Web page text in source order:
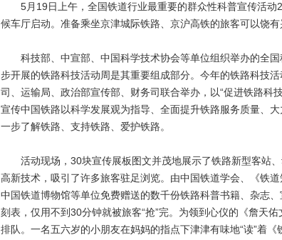
5月19日上午，全国铁道行业最重要的群众性科普宣传活动
候车厅启动。准备乘坐京津城际铁路、京沪高铁的旅客可以饶有
科技部、中宣部、中国科学技术协会等单位组织举办的全国
步开展的铁路科技活动周是其重要组成部分。今年的铁路科技
司、运输局、政治部宣传部、财务司联合举办，以“促进铁路科
宣传中国铁路以科学发展观为指导、全面提升铁路服务质量、
一步了解铁路、支持铁路、爱护铁路。
活动现场，30块宣传展板图文并茂地展示了铁路新型客站、
高新技术，吸引了许多旅客驻足浏览。由中国铁道学会、《铁
中国铁道博物馆等单位免费赠送的数千份铁路科普书籍、杂志
刻表，仅用不到30分钟就被旅客“抢”完。为领到心仪的《詹天
排队。一名五六岁的小朋友在妈妈的指点下津津有味地“读”着《